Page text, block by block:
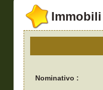
Nominativo :